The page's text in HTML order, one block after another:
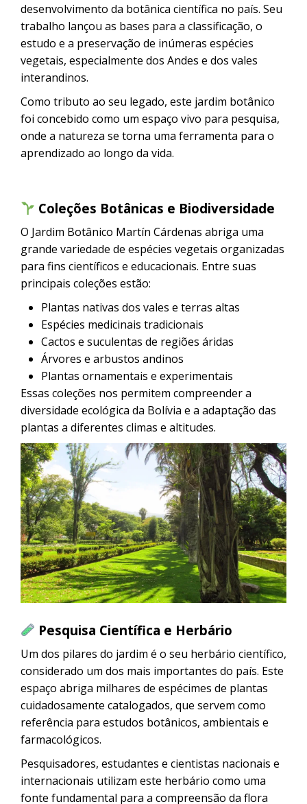
desenvolvimento da botânica científica no país. Seu
trabalho lançou as bases para a classificação, o
estudo e a preservação de inúmeras espécies
vegetais, especialmente dos Andes e dos vales
interandinos.
Como tributo ao seu legado, este jardim botânico
foi concebido como um espaço vivo para pesquisa,
onde a natureza se torna uma ferramenta para o
aprendizado ao longo da vida.
Coleções Botânicas e Biodiversidade
O Jardim Botânico Martín Cárdenas abriga uma
grande variedade de espécies vegetais organizadas
para fins científicos e educacionais. Entre suas
principais coleções estão:
Plantas nativas dos vales e terras altas
Espécies medicinais tradicionais
Cactos e suculentas de regiões áridas
Árvores e arbustos andinos
Plantas ornamentais e experimentais
Essas coleções nos permitem compreender a
diversidade ecológica da Bolívia e a adaptação das
plantas a diferentes climas e altitudes.
Pesquisa Científica e Herbário
Um dos pilares do jardim é o seu herbário científico,
considerado um dos mais importantes do país. Este
espaço abriga milhares de espécimes de plantas
cuidadosamente catalogados, que servem como
referência para estudos botânicos, ambientais e
farmacológicos.
Pesquisadores, estudantes e cientistas nacionais e
internacionais utilizam este herbário como uma
fonte fundamental para a compreensão da flora